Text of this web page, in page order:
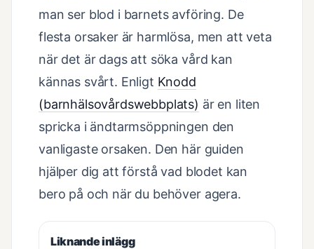
man ser blod i barnets avföring. De
flesta orsaker är harmlösa, men att veta
när det är dags att söka vård kan
kännas svårt. Enligt Knodd
(barnhälsovårdswebbplats) är en liten
spricka i ändtarmsöppningen den
vanligaste orsaken. Den här guiden
hjälper dig att förstå vad blodet kan
bero på och när du behöver agera.
Liknande inlägg